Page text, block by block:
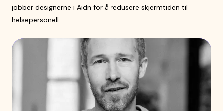
jobber designerne i Aidn for å redusere skjermtiden til
helsepersonell.